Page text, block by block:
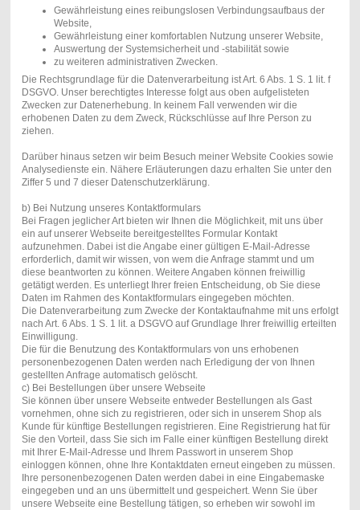
Gewährleistung eines reibungslosen Verbindungsaufbaus der
Website,
Gewährleistung einer komfortablen Nutzung unserer Website,
Auswertung der Systemsicherheit und -stabilität sowie
zu weiteren administrativen Zwecken.
Die Rechtsgrundlage für die Datenverarbeitung ist Art. 6 Abs. 1 S. 1 lit. f
DSGVO. Unser berechtigtes Interesse folgt aus oben aufgelisteten
Zwecken zur Datenerhebung. In keinem Fall verwenden wir die
erhobenen Daten zu dem Zweck, Rückschlüsse auf Ihre Person zu
ziehen.
Darüber hinaus setzen wir beim Besuch meiner Website Cookies sowie
Analysedienste ein. Nähere Erläuterungen dazu erhalten Sie unter den
Ziffer 5 und 7 dieser Datenschutzerklärung.
b) Bei Nutzung unseres Kontaktformulars
Bei Fragen jeglicher Art bieten wir Ihnen die Möglichkeit, mit uns über
ein auf unserer Webseite bereitgestelltes Formular Kontakt
aufzunehmen. Dabei ist die Angabe einer gültigen E-Mail-Adresse
erforderlich, damit wir wissen, von wem die Anfrage stammt und um
diese beantworten zu können. Weitere Angaben können freiwillig
getätigt werden. Es unterliegt Ihrer freien Entscheidung, ob Sie diese
Daten im Rahmen des Kontaktformulars eingegeben möchten.
Die Datenverarbeitung zum Zwecke der Kontaktaufnahme mit uns erfolgt
nach Art. 6 Abs. 1 S. 1 lit. a DSGVO auf Grundlage Ihrer freiwillig erteilten
Einwilligung.
Die für die Benutzung des Kontaktformulars von uns erhobenen
personenbezogenen Daten werden nach Erledigung der von Ihnen
gestellten Anfrage automatisch gelöscht.
c) Bei Bestellungen über unsere Webseite
Sie können über unsere Webseite entweder Bestellungen als Gast
vornehmen, ohne sich zu registrieren, oder sich in unserem Shop als
Kunde für künftige Bestellungen registrieren. Eine Registrierung hat für
Sie den Vorteil, dass Sie sich im Falle einer künftigen Bestellung direkt
mit Ihrer E-Mail-Adresse und Ihrem Passwort in unserem Shop
einloggen können, ohne Ihre Kontaktdaten erneut eingeben zu müssen.
Ihre personenbezogenen Daten werden dabei in eine Eingabemaske
eingegeben und an uns übermittelt und gespeichert. Wenn Sie über
unsere Webseite eine Bestellung tätigen, so erheben wir sowohl im